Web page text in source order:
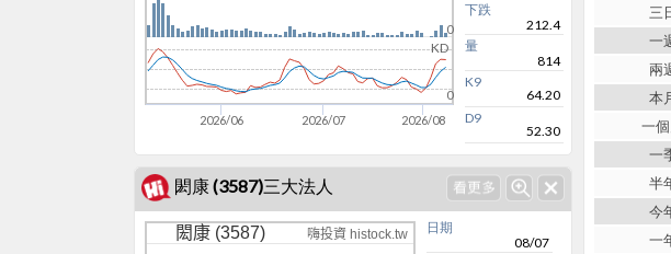
KD
2026/06 2026/07 2026/08
0
0
下跌
212.4
量
814
K9
64.20
D9
52.30
三
一
兩
本
一個
一
半
今
一
閎康 (3587)三大法人
閎康 (3587) 嗨投資 histock.tw
日期
08/07